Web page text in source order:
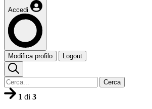
Accedi
Modifica profilo Logout
Cerca
1 di 3